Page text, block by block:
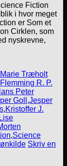
Fiction
i hvor meget
er Som et
Cirklen, som
nyskrevne,
Træholt
Flemming R. P.
Peter
Goll ,Jesper
,Kristoffer J.
Lise
,Science
Skriv en